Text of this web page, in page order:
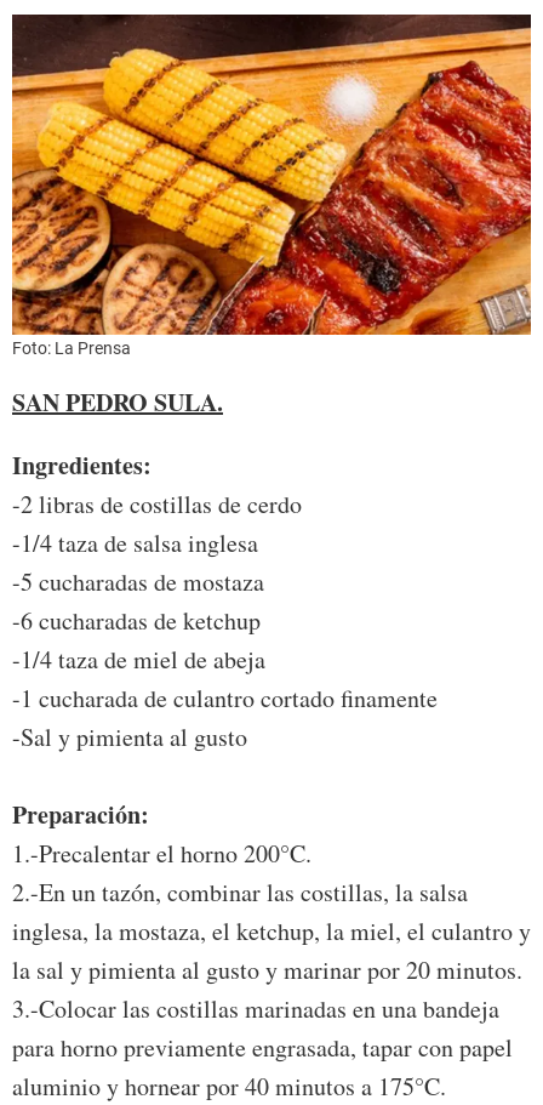
Foto: La Prensa
SAN PEDRO SULA.
Ingredientes:
-2 libras de costillas de cerdo
-1/4 taza de salsa inglesa
-5 cucharadas de mostaza
-6 cucharadas de ketchup
-1/4 taza de miel de abeja
-1 cucharada de culantro cortado finamente
-Sal y pimienta al gusto
Preparación:
1.-Precalentar el horno 200°C.
2.-En un tazón, combinar las costillas, la salsa
inglesa, la mostaza, el ketchup, la miel, el culantro y
la sal y pimienta al gusto y marinar por 20 minutos.
3.-Colocar las costillas marinadas en una bandeja
para horno previamente engrasada, tapar con papel
aluminio y hornear por 40 minutos a 175°C.